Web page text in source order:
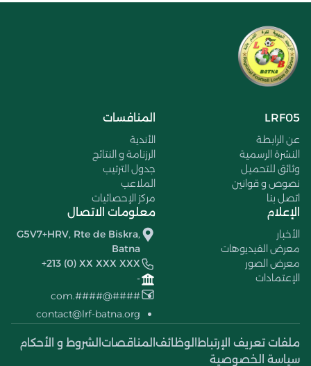
LRF05
عن الرابطة
النشرة الرسمية
وثائق للتحميل
نصوص و قوانين
اتصل بنا
المنافسات
الأندية
الرزنامة و النتائج
جدول الترتيب
الملاعب
مركز الإحصائيات
الإعلام
الأخبار
معرض الفيديوهات
معرض الصور
الإعتمادات
معلومات الاتصال
G5V7+HRV, Rte de Biskra,
Batna
+213 (0) XX XXX XXX
-
####@####.com
contact@lrf-batna.org
ملفات تعريف الإرتباط الوظائف المناقصات الشروط و الأحكام
سياسة الخصوصية